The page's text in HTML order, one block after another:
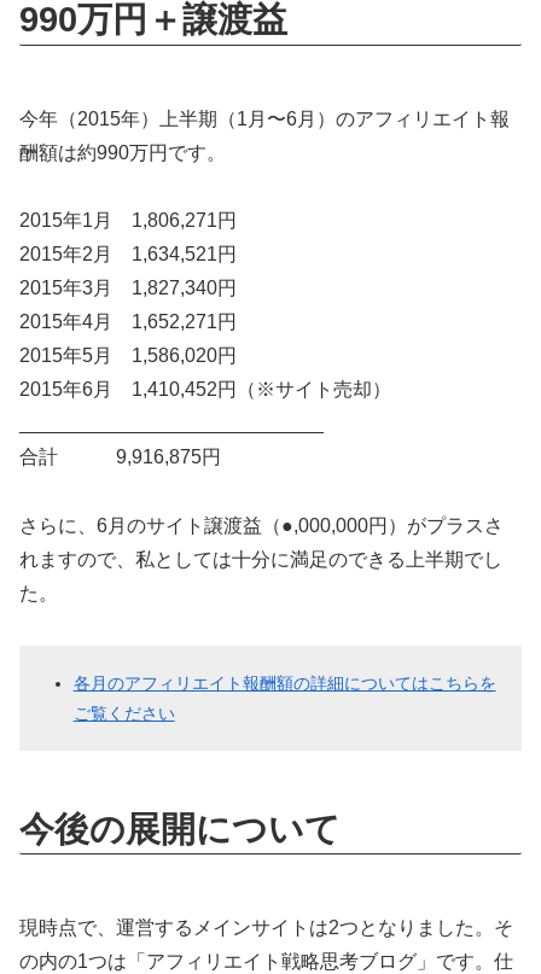
990万円＋譲渡益
今年（2015年）上半期（1月〜6月）のアフィリエイト報
酬額は約990万円です。
2015年1月 1,806,271円
2015年2月 1,634,521円
2015年3月 1,827,340円
2015年4月 1,652,271円
2015年5月 1,586,020円
2015年6月 1,410,452円（※サイト売却）
合計 9,916,875円
さらに、6月のサイト譲渡益（●,000,000円）がプラスさ
れますので、私としては十分に満足のできる上半期でし
た。
各月のアフィリエイト報酬額の詳細についてはこちらを
ご覧ください
今後の展開について
現時点で、運営するメインサイトは2つとなりました。そ
の内の1つは「アフィリエイト戦略思考ブログ」です。仕